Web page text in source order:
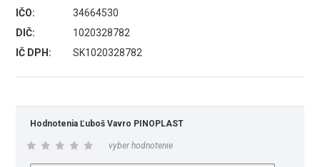
IČO:
34664530
DIČ:
1020328782
IČ DPH:
SK1020328782
Hodnotenia Ľuboš Vavro PINOPLAST
vyber hodnotenie